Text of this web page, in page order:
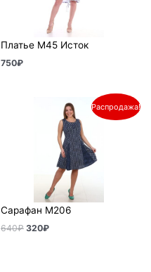
Платье М45 Исток
750₽
Распродажа!
Сарафан М206
640₽
Первоначальная
составляла
320₽
Текущая
цена:
320₽.